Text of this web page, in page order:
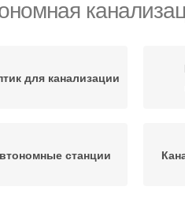
для канализации
станции